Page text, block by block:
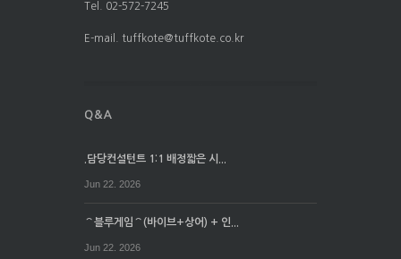
Tel. 02-572-7245
E-mail. tuffkote@tuffkote.co.kr
.담당컨설턴트 1:1 배정짧은 시...
Jun 22. 2026
⌒블루게임⌒(바이브+상어) + 인...
Jun 22. 2026